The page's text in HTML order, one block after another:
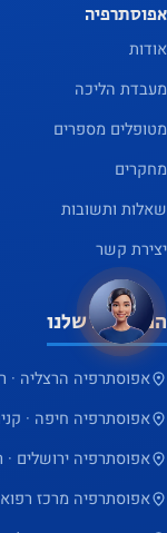
אפוסתרפיה
אודות
מעבדת הליכה
מטופלים מספרים
מחקרים
שאלות ותשובות
יצירת קשר
המרכזים שלנו
אפוסתרפיה הרצליה · רחוב
אפוסתרפיה חיפה ·
אפוסתרפיה ירושלים · רחוב
אפוסתרפיה מרכז רפואי